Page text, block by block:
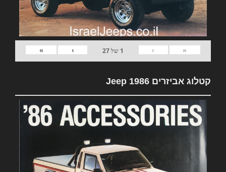
«
‹
1 של27
›
»
קטלוג אביזרים Jeep 1986